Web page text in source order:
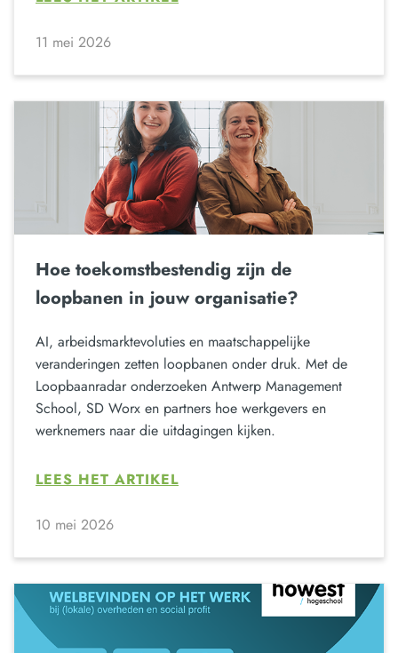
11 mei 2026
Hoe toekomstbestendig zijn de
loopbanen in jouw organisatie?
AI, arbeidsmarktevoluties en maatschappelijke
veranderingen zetten loopbanen onder druk. Met de
Loopbaanradar onderzoeken Antwerp Management
School, SD Worx en partners hoe werkgevers en
werknemers naar die uitdagingen kijken.
LEES HET ARTIKEL
10 mei 2026